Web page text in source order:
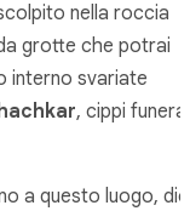
nella roccia
grotte che potrai
interno svariate
, cippi
a questo luogo,